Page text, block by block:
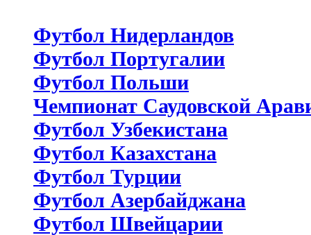
Футбол Нидерландов
Футбол Португалии
Футбол Польши
Чемпионат Саудовской
Футбол Узбекистана
Футбол Казахстана
Футбол Турции
Футбол Азербайджана
Футбол Швейцарии